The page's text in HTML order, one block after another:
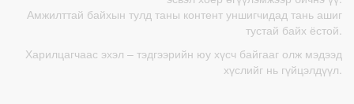
Амжилттай байхын тулд таны контент уншигчидад тань ашиг
тустай байх ёстой.
Харилцагчаас эхэл – тэдгээрийн юу хүсч байгааг олж мэдээд
хүслийг нь гүйцэлдүүл.